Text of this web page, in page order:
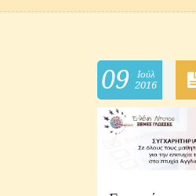
09
Ιούλ
2016